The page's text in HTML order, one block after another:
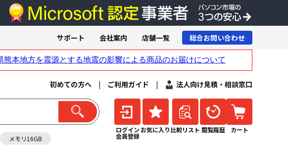
初めての方へ | ご利用ガイド | 法人向け見積・相談窓口
メモリ16GB
ログイン
会員登録
お気に入り 比較リスト 閲覧履歴 カート
サポート 会社案内 店舗一覧 総合お問い合わせ